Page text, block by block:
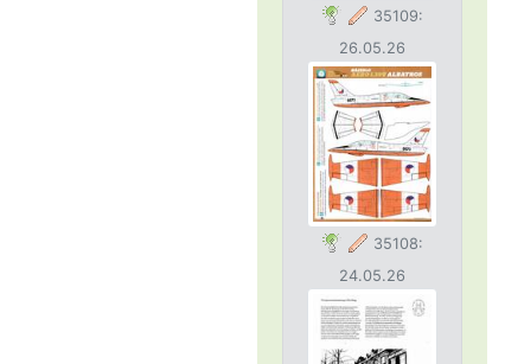
35109:
26.05.26
35108:
24.05.26